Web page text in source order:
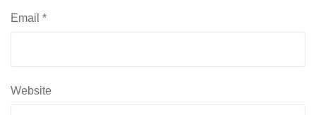
Email *
Website